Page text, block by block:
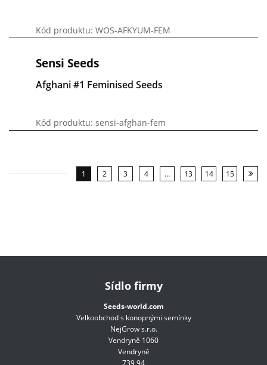
Kód produktu: WOS-AFKYUM-FEM
Sensi Seeds
Afghani #1 Feminised Seeds
Kód produktu: sensi-afghan-fem
1 2 3 4 … 13 14 15
Sídlo firmy
Seeds-world.com
Velkoobchod s konopnými semínky
NejGrow s.r.o.
Vendryně 1060
Vendryně